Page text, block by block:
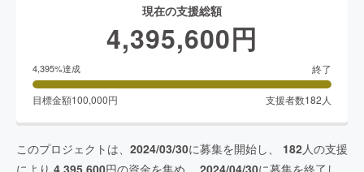
現在の支援総額
4,395,600円
4,395%達成 終了
目標金額100,000円 支援者数182 人
このプロジェクトは、 2024/03/30に募集を開始し、 182人の支援
により 4,395,600円の資金を集め、 2024/04/30に募集を終了し